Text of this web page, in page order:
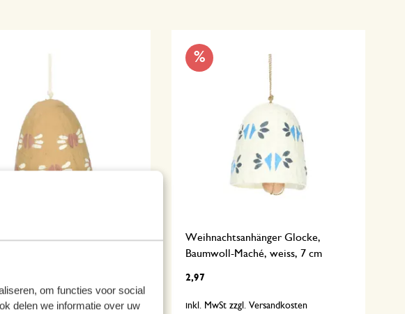
om functies voor social
delen we informatie over uw
Glocke,
zzgl. Versandkosten
%
Weihnachtsanhänger Glocke,
Baumwoll-Maché, weiss, 7 cm
2,97
inkl. MwSt zzgl. Versandkosten